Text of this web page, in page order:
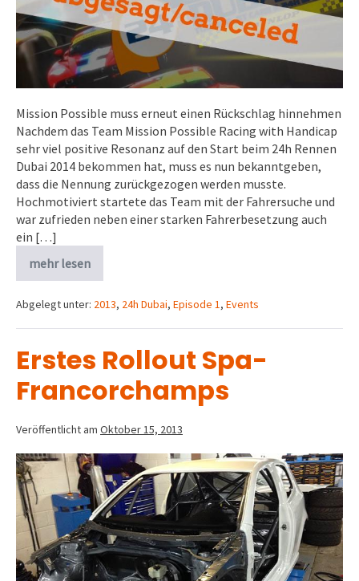
Mission Possible muss erneut einen Rückschlag hinnehmen
Nachdem das Team Mission Possible Racing with Handicap
sehr viel positive Resonanz auf den Start beim 24h Rennen
Dubai 2014 bekommen hat, muss es nun bekanntgeben,
dass die Nennung zurückgezogen werden musste.
Hochmotiviert startete das Team mit der Fahrersuche und
war zufrieden neben einer starken Fahrerbesetzung auch
ein […]
mehr lesen
Abgelegt unter: 2013, 24h Dubai, Episode 1, Events
Erstes Rollout Spa-
Francorchamps
Veröffentlicht am Oktober 15, 2013